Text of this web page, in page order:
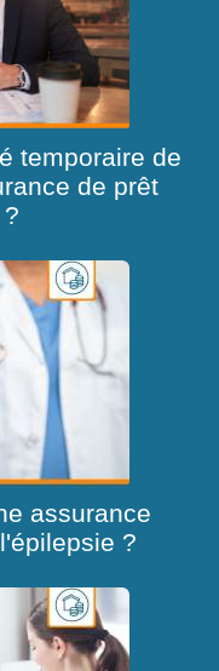
temporaire de
de prêt
assurance
?